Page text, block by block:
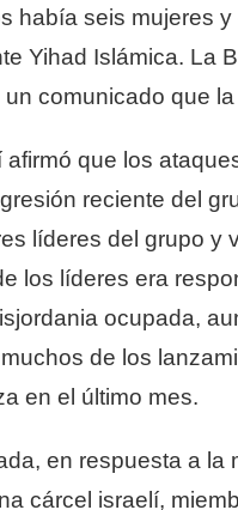
había seis mujeres
Yihad Islámica. La
comunicado que
afirmó que los
reciente del
líderes del grupo y
los líderes era
ocupada,
de los
en el último mes.
en respuesta a la
cárcel israelí,